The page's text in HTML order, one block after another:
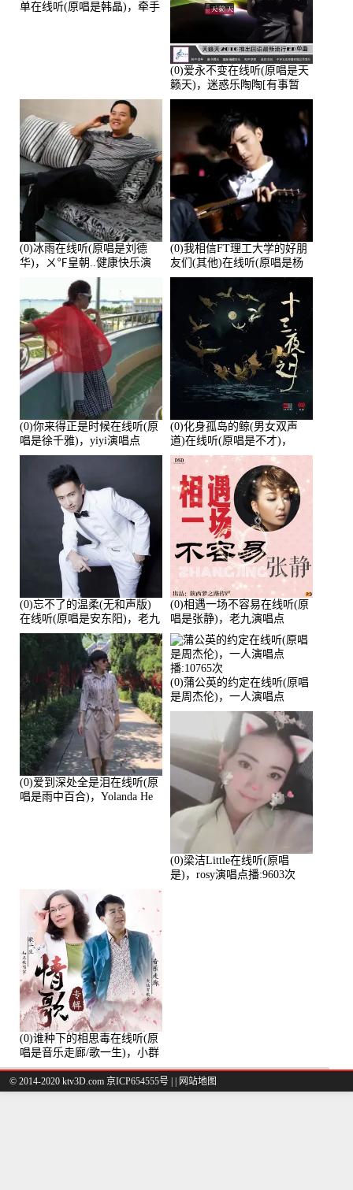
单在线听(原唱是韩晶)，牵手
(0)爱永不变在线听(原唱是天
籁天)，迷惑乐陶陶[有事暂
离]演唱点播:27678次
(0)冰雨在线听(原唱是刘德
华)，ㄨ℉皇朝..健康快乐演
唱点播:26643次
(0)我相信FT理工大学的好朋
友们(其他)在线听(原唱是杨
培安)，老乔演唱点播:23714
(0)你来得正是时候在线听(原
唱是徐千雅)，yiyi演唱点
播:21991次
(0)化身孤岛的鲸(男女双声
道)在线听(原唱是不才)，
HGBai演唱点播:19428次
(0)忘不了的温柔(无和声版)
在线听(原唱是安东阳)，老九
演唱点播:17392次
(0)相遇一场不容易在线听(原
唱是张静)，老九演唱点
播:11453次
(0)爱到深处全是泪在线听(原
唱是雨中百合)，Yolanda He
(0)蒲公英的约定在线听(原唱
是周杰伦)，一人演唱点
播:10765次
(0)梁洁Little在线听(原唱
是)，rosy演唱点播:9603次
(0)谁种下的相思毒在线听(原
唱是音乐走廊/歌一生)，小群
演唱点播:8975次
© 2014-2020 ktv3D.com 京ICP654555号 | | 网站地图